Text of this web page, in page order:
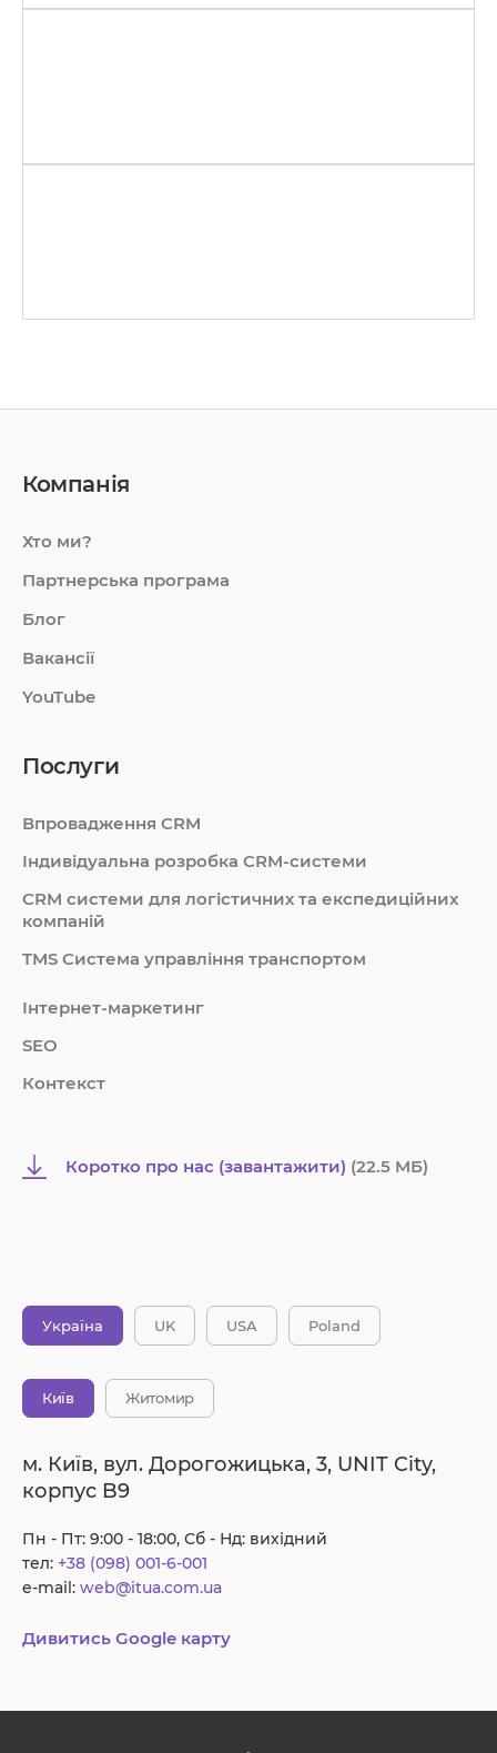
Компанія
Хто ми?
Партнерська програма
Блог
Вакансії
YouTube
Послуги
Впровадження CRM
Індивідуальна розробка CRM-системи
СRM системи для логістичних та експедиційних
компаній
TMS Система управління транспортом
Інтернет-маркетинг
SEO
Контекст
Коротко про нас (завантажити) (22.5 MБ)
Україна UK USA Poland
Київ Житомир
м. Київ, вул. Дорогожицька, 3, UNIT City,
корпус B9
Пн - Пт: 9:00 - 18:00, Сб - Нд: вихідний
тел: +38 (098) 001-6-001
e-mail: web@itua.com.ua
Дивитись Google карту